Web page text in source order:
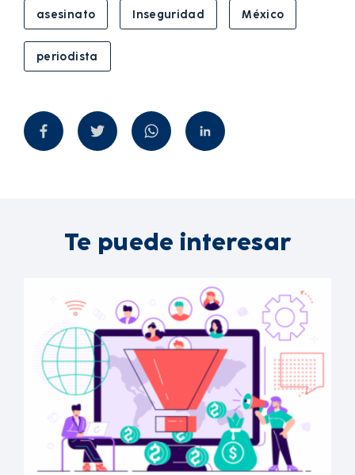
asesinato Inseguridad México
periodista
Te puede interesar